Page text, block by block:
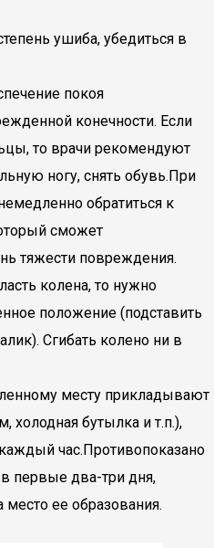
ушиба, убедиться в
покоя
конечности. Если
то врачи рекомендуют
ногу, снять обувь.При
обратиться к
сможет
тяжести повреждения.
колена, то нужно
положение (подставить
Сгибать колено ни в
месту прикладывают
холодная бутылка и т.п.),
час.Противопоказано
первые два-три дня,
ее образования.